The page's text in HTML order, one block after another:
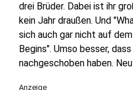
drei Brüder. Dabei ist ihr
kein Jahr draußen. Und
sich auch gar nicht auf
Begins". Umso besser,
nachgeschoben haben.
Anzeige